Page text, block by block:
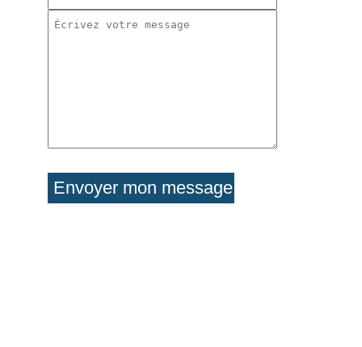
leave
this